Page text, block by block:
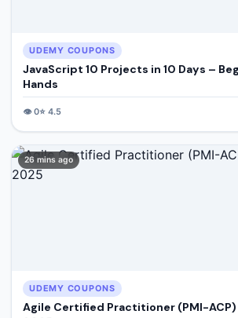
UDEMY COUPONS
JavaScript 10 Projects in 10 Days –
Hands
👁️0⭐ 4.5
26 mins ago
UDEMY COUPONS
Agile Certified Practitioner (PMI-ACP) Practice Exam